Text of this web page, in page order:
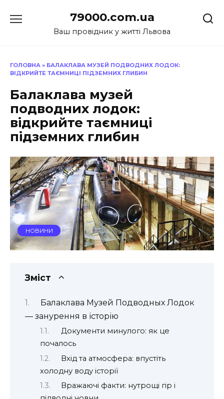
до
79000.com.ua
Ваш провідник у житті Львова
ГОЛОВНА » БАЛАКЛАВА МУЗЕЙ ПОДВОДНИХ ЛОДОК:
ВІДКРИЙТЕ ТАЄМНИЦІ ПІДЗЕМНИХ ГЛИБИН
Балаклава музей
подводних лодок:
відкрийте таємниці
підземних глибин
НОВИНИ
Зміст
Балаклава Музей Подводных Лодок
— занурення в історію
Документи минулого: як це
почалось
Вхід та атмосфера: впустіть
холодну воду історії
Вражаючі факти: нутрощі гір і